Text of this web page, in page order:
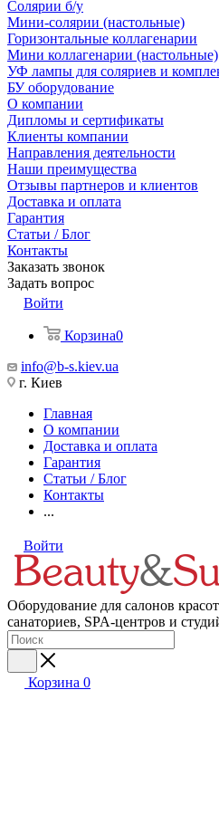
Солярии б/у
Мини-солярии (настольные)
Горизонтальные коллагенарии
Мини коллагенарии (настольные)
УФ лампы для соляриев и
БУ оборудование
О компании
Дипломы и сертификаты
Клиенты компании
Направления деятельности
Наши преимущества
Отзывы партнеров и клиентов
Доставка и оплата
Гарантия
Статьи / Блог
Контакты
Заказать звонок
Задать вопрос
Войти
Корзина0
info@b-s.kiev.ua
г. Киев
Главная
О компании
Доставка и оплата
Гарантия
Статьи / Блог
Контакты
...
Войти
Оборудование для салонов
санаториев, SPA-центров и
Корзина 0